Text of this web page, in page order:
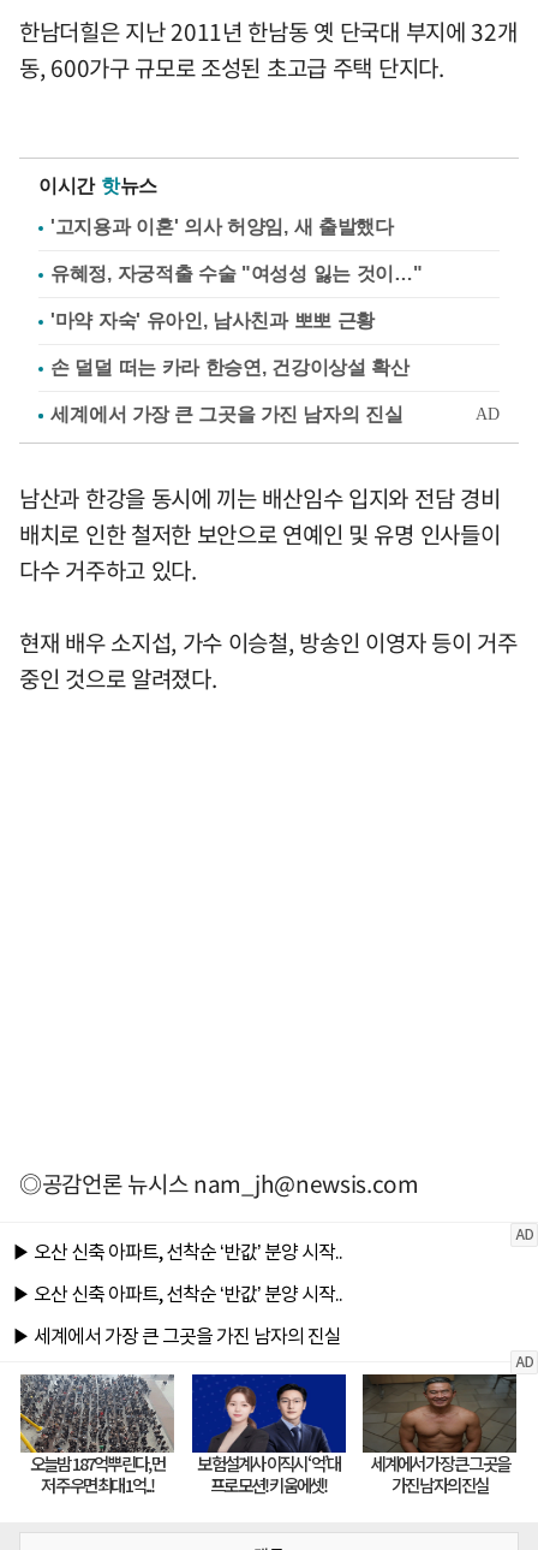
한남더힐은 지난 2011년 한남동 옛 단국대 부지에 32개
동, 600가구 규모로 조성된 초고급 주택 단지다.
이시간 핫뉴스
'고지용과 이혼' 의사 허양임, 새 출발했다
유혜정, 자궁적출 수술 "여성성 잃는 것이…"
'마약 자숙' 유아인, 남사친과 뽀뽀 근황
손 덜덜 떠는 카라 한승연, 건강이상설 확산
남산과 한강을 동시에 끼는 배산임수 입지와 전담 경비
배치로 인한 철저한 보안으로 연예인 및 유명 인사들이
다수 거주하고 있다.
현재 배우 소지섭, 가수 이승철, 방송인 이영자 등이 거주
중인 것으로 알려졌다.
◎공감언론 뉴시스nam_jh@newsis.com